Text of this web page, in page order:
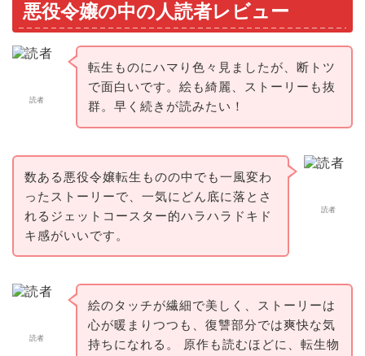
悪役令嬢の中の人読者レビュー
読者
転生ものにハマり色々見ましたが、断トツ
で面白いです。絵も綺麗、ストーリーも抜
群。早く続きが読みたい！
読者
数ある悪役令嬢転生ものの中でも一風変わ
ったストーリーで、一気にどん底に落とさ
れるジェットコースター的ハラハラドキド
キ感がいいです。
読者
絵のタッチが繊細で美しく、ストーリーは
心が暖まりつつも、復讐部分では爽快な気
持ちになれる。 原作も読むほどに、転生物